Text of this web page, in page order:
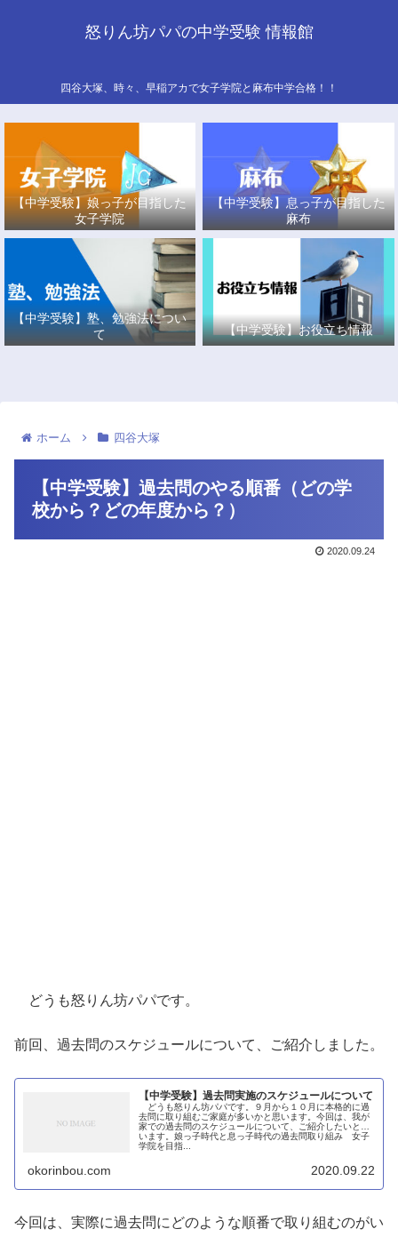
怒りん坊パパの中学受験 情報館
四谷大塚、時々、早稲アカで女子学院と麻布中学合格！！
【中学受験】娘っ子が目指した
女子学院
【中学受験】息っ子が目指した
麻布
【中学受験】塾、勉強法につい
て
【中学受験】お役立ち情報
ホーム 四谷大塚
【中学受験】過去問のやる順番（どの学
校から？どの年度から？）
2020.09.24
どうも怒りん坊パパです。
前回、過去問のスケジュールについて、ご紹介しました。
【中学受験】過去問実施のスケジュールについて
どうも怒りん坊パパです。９月から１０月に本格的に過
去問に取り組むご家庭が多いかと思います。今回は、我が
家での過去問のスケジュールについて、ご紹介したいと思
います。娘っ子時代と息っ子時代の過去問取り組み 女子
学院を目指...
okorinbou.com 2020.09.22
今回は、実際に過去問にどのような順番で取り組むのがい